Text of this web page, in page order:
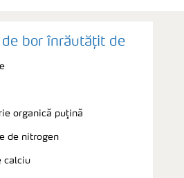
bor înrăutățit de
organică puţină
de nitrogen
calciu